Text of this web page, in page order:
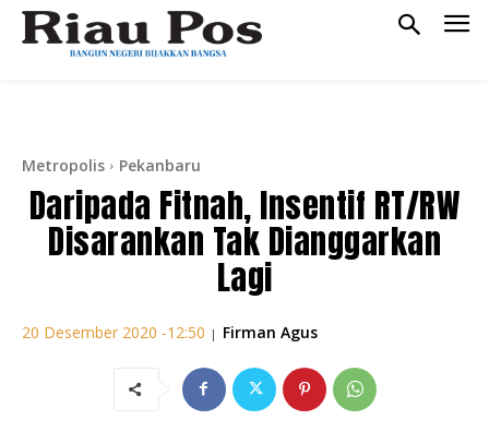
Metropolis Pekanbaru
Daripada Fitnah, Insentif RT/RW
Disarankan Tak Dianggarkan
Lagi
20 Desember 2020 -12:50 | Firman Agus